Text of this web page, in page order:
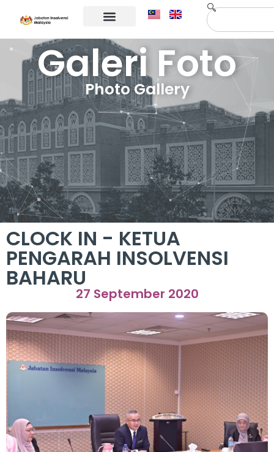
Galeri Foto
Photo Gallery
CLOCK IN - KETUA
PENGARAH INSOLVENSI
BAHARU
27 September 2020